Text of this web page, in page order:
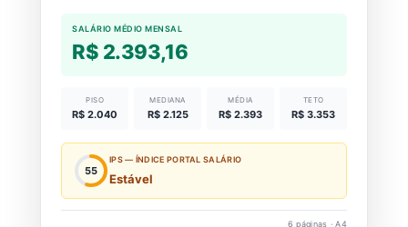
SALÁRIO MÉDIO MENSAL
R$ 2.393,16
PISO
R$ 2.040
MEDIANA
R$ 2.125
MÉDIA
R$ 2.393
TETO
R$ 3.353
55
IPS — ÍNDICE PORTAL SALÁRIO
Estável
6 páginas · A4